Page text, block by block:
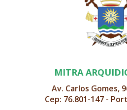
MITRA
Av. Carlos Gomes,
Cep: 76.801-147 -